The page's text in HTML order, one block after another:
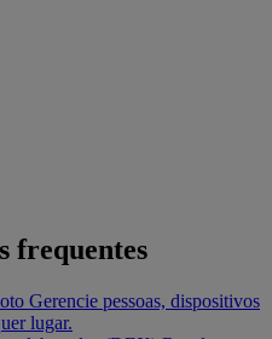
frequentes
Gerencie pessoas, dispositivos
lugar.